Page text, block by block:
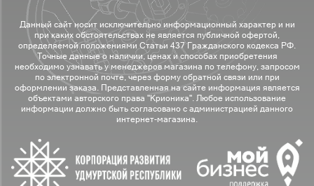
Данный сайт носит исключительно информационный характер и ни
при каких обстоятельствах не является публичной офертой,
определяемой положениями Статьи 437 Гражданского кодекса РФ.
Точные данные о наличии, ценах и способах приобретения
необходимо узнавать у менеджеров магазина по телефону, запросом
по электронной почте, через форму обратной связи или при
оформлении заказа. Представленная на сайте информация является
объектами авторского права "Крионика". Любое использование
информации должно быть согласовано с администрацией данного
интернет-магазина.